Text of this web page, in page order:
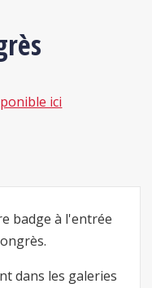
ici
badge à l'entrée
dans les galeries